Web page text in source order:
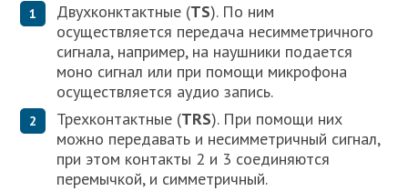
Двухконктактные (TS). По ним
осуществляется передача несимметричного
сигнала, например, на наушники подается
моно сигнал или при помощи микрофона
осуществляется аудио запись.
Трехконтактные (TRS). При помощи них
можно передавать и несимметричный сигнал,
при этом контакты 2 и 3 соединяются
перемычкой, и симметричный.